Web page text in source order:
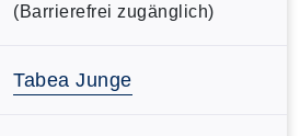
(Barrierefrei zugänglich)
Tabea Junge